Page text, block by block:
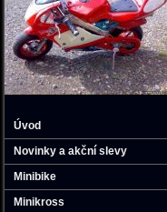
Úvod
Novinky a akční slevy
Minibike
Minikross